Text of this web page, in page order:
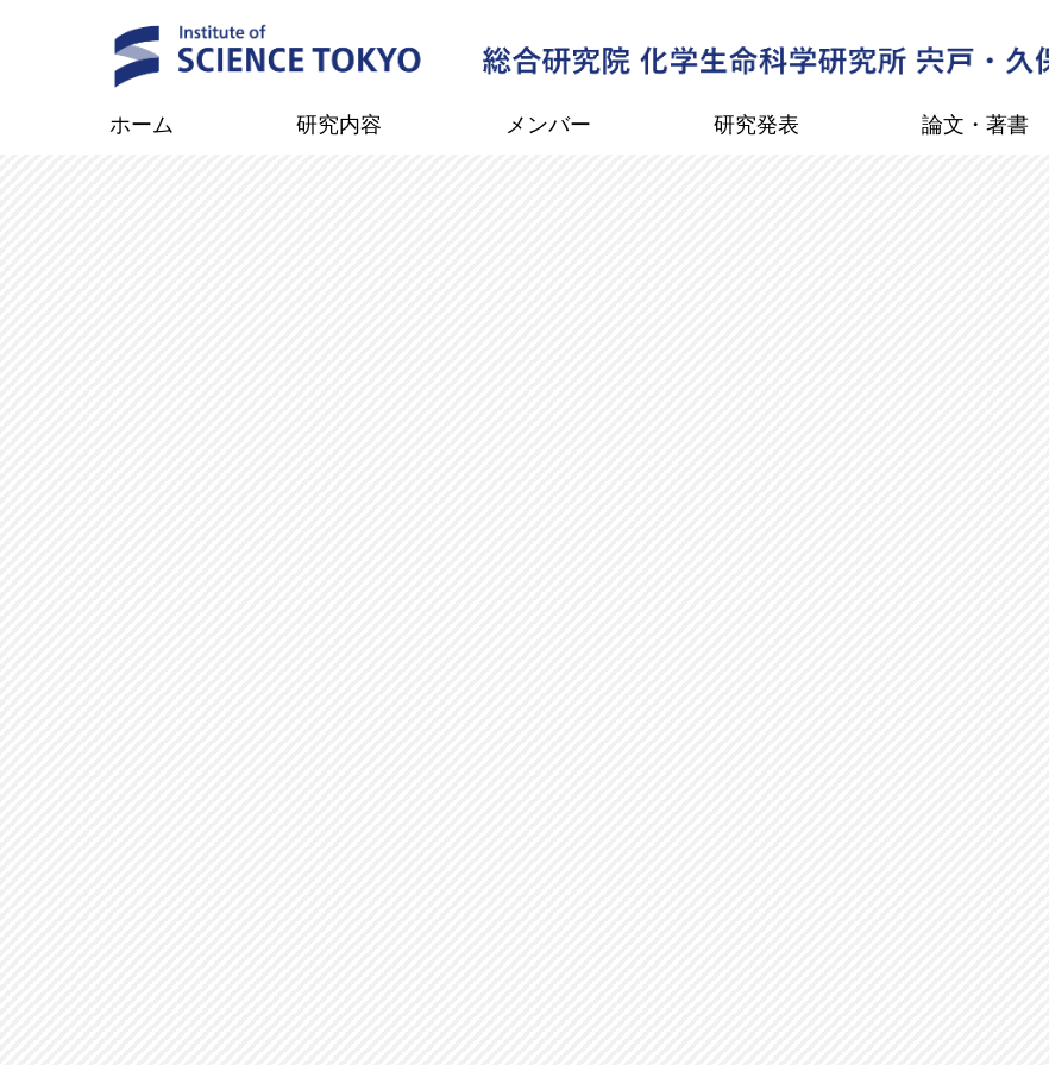
ホーム 研究内容 メンバー 研究発表 論文・著書